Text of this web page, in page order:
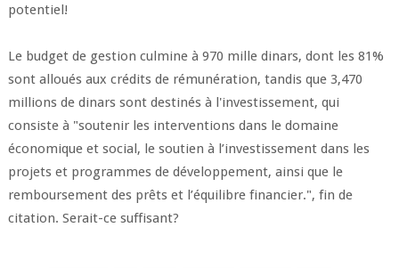
potentiel!
Le budget de gestion culmine à 970 mille dinars, dont les 81%
sont alloués aux crédits de rémunération, tandis que 3,470
millions de dinars sont destinés à l'investissement, qui
consiste à "soutenir les interventions dans le domaine
économique et social, le soutien à l’investissement dans les
projets et programmes de développement, ainsi que le
remboursement des prêts et l’équilibre financier.", fin de
citation. Serait-ce suffisant?